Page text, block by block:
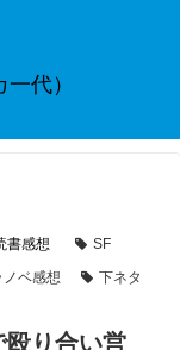
代）
書感想
SF
ノベ感想 下ネタ
り合い営